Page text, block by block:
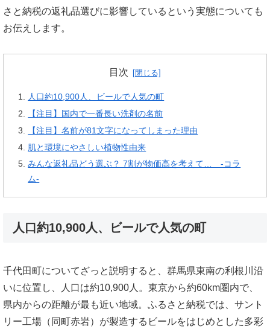
さと納税の返礼品選びに影響しているという実態についても
お伝えします。
目次
人口約10,900人、ビールで人気の町
【注目】国内で一番長い洗剤の名前
【注目】名前が81文字になってしまった理由
肌と環境にやさしい植物性由来
みんな返礼品どう選ぶ？ 7割が物価高を考えて… -コラ
ム-
人口約10,900人、ビールで人気の町
千代田町についてざっと説明すると、群馬県東南の利根川沿
いに位置し、人口は約10,900人。東京から約60km圏内で、
県内からの距離が最も近い地域。ふるさと納税では、サント
リー工場（同町赤岩）が製造するビールをはじめとした多彩